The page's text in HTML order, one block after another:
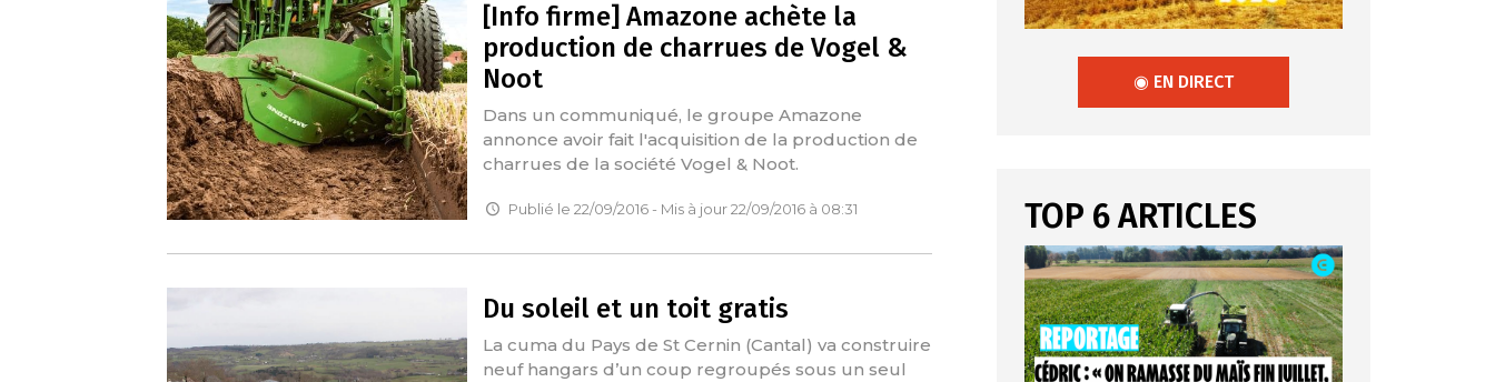
[Info firme] Amazone achète la
production de charrues de Vogel &
Noot
Dans un communiqué, le groupe Amazone
annonce avoir fait l'acquisition de la production de
charrues de la société Vogel & Noot.
Publié le 22/09/2016 - Mis à jour 22/09/2016 à 08:31
Du soleil et un toit gratis
La cuma du Pays de St Cernin (Cantal) va construire
neuf hangars d’un coup regroupés sous un seul
◉ EN DIRECT
TOP 6 ARTICLES